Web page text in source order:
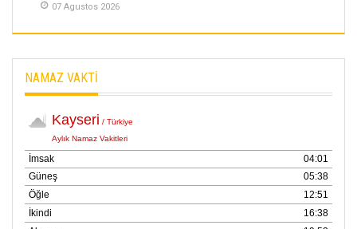
07 Agustos 2026
NAMAZ VAKTİ